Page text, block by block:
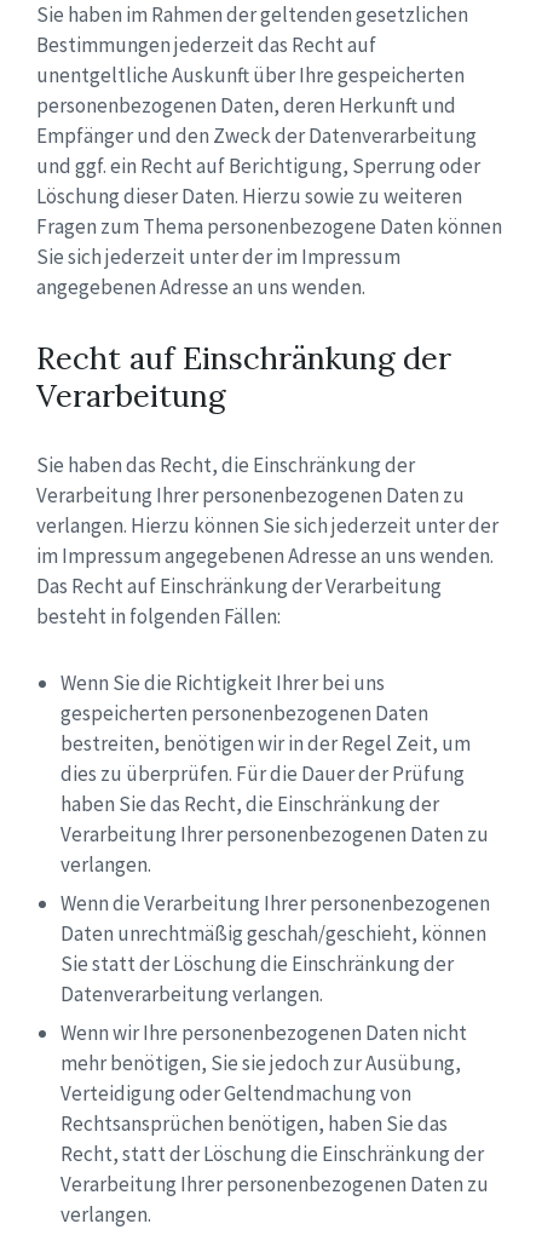
Sie haben im Rahmen der geltenden gesetzlichen
Bestimmungen jederzeit das Recht auf
unentgeltliche Auskunft über Ihre gespeicherten
personenbezogenen Daten, deren Herkunft und
Empfänger und den Zweck der Datenverarbeitung
und ggf. ein Recht auf Berichtigung, Sperrung oder
Löschung dieser Daten. Hierzu sowie zu weiteren
Fragen zum Thema personenbezogene Daten können
Sie sich jederzeit unter der im Impressum
angegebenen Adresse an uns wenden.
Recht auf Einschränkung der
Verarbeitung
Sie haben das Recht, die Einschränkung der
Verarbeitung Ihrer personenbezogenen Daten zu
verlangen. Hierzu können Sie sich jederzeit unter der
im Impressum angegebenen Adresse an uns wenden.
Das Recht auf Einschränkung der Verarbeitung
besteht in folgenden Fällen:
Wenn Sie die Richtigkeit Ihrer bei uns
gespeicherten personenbezogenen Daten
bestreiten, benötigen wir in der Regel Zeit, um
dies zu überprüfen. Für die Dauer der Prüfung
haben Sie das Recht, die Einschränkung der
Verarbeitung Ihrer personenbezogenen Daten zu
verlangen.
Wenn die Verarbeitung Ihrer personenbezogenen
Daten unrechtmäßig geschah/geschieht, können
Sie statt der Löschung die Einschränkung der
Datenverarbeitung verlangen.
Wenn wir Ihre personenbezogenen Daten nicht
mehr benötigen, Sie sie jedoch zur Ausübung,
Verteidigung oder Geltendmachung von
Rechtsansprüchen benötigen, haben Sie das
Recht, statt der Löschung die Einschränkung der
Verarbeitung Ihrer personenbezogenen Daten zu
verlangen.